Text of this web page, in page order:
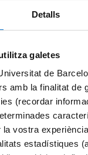
Detalls
galetes
de
amb la finalitat de
(recordar
vostra
estadístiques
Moderns